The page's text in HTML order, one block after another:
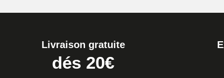
Kit Horlogerie Débutant
Livraison gratuite
dés 20€